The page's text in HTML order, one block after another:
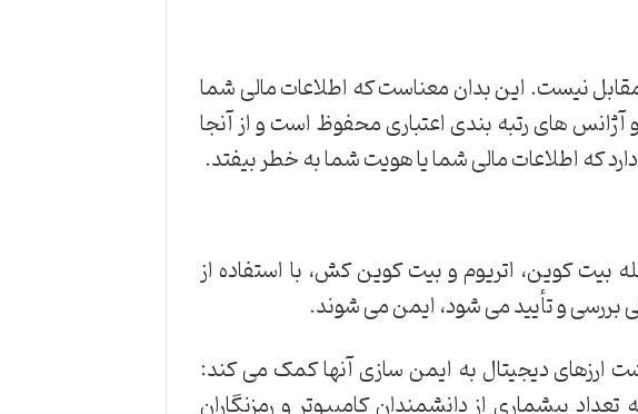
نیست. این بدان معناست که اطلاعات مالی شما
های رتبه بندی اعتباری محفوظ است و از آنجا
که اطلاعات مالی شما یا هویت شما به خطر بیفتد.
بیت کوین، اتریوم و بیت کوین کش، با استفاده از
بررسی و تأیید می شود، ایمن می شوند.
دیجیتال به ایمن سازی آنها کمک می کند: